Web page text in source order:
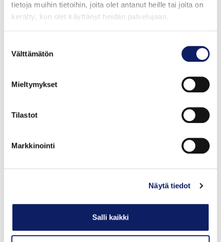
tietoja muihin tietoihin, joita olet antanut heille tai joita on
kerätty, kun olet käyttänyt heidän palvelujaan.
valinta
Välttämätön
Mieltymykset
Tilastot
Markkinointi
Näytä tiedot
Salli kaikki